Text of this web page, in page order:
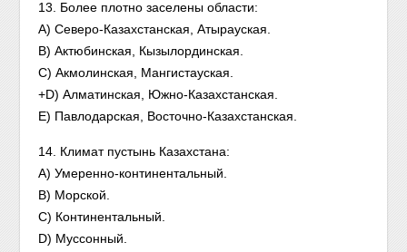
13. Более плотно заселены области:
A) Северо-Казахстанская, Атырауская.
B) Актюбинская, Кызылординская.
C) Акмолинская, Мангистауская.
+D) Алматинская, Южно-Казахстанская.
E) Павлодарская, Восточно-Казахстанская.
14. Климат пустынь Казахстана:
A) Умеренно-континентальный.
B) Морской.
C) Континентальный.
D) Муссонный.